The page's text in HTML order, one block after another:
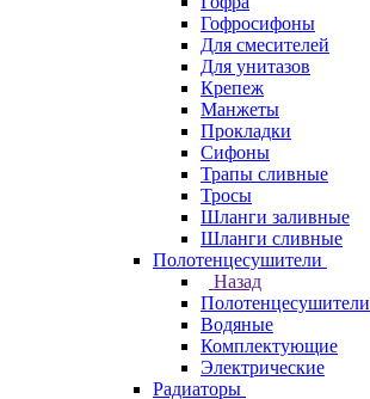
Гофросифоны
Для смесителей
Для унитазов
Крепеж
Манжеты
Прокладки
Сифоны
Трапы сливные
Тросы
Шланги заливные
Шланги сливные
Полотенцесушители
Назад
Полотенцесушители
Водяные
Комплектующие
Электрические
Радиаторы